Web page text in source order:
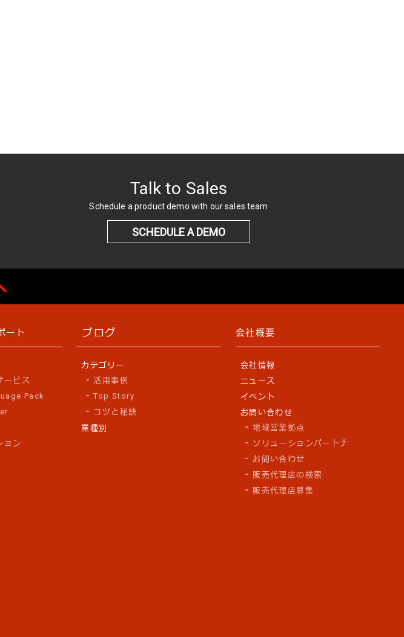
Talk to Sales
Schedule a product demo with our sales team
SCHEDULE A DEMO
ート
ービス
Pack
ョン
ブログ
カテゴリー
活用事例
Top Story
コツと秘訣
業種別
会社概要
会社情報
ニュース
イベント
お問い合わせ
地域営業拠点
ソリューションパートナ
お問い合わせ
販売代理店の検索
販売代理店募集